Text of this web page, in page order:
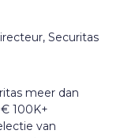
Securitas
meer dan
100K+
van